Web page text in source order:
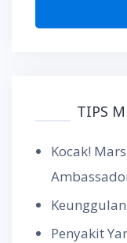
TIPS
Kocak!
Keunggulan
Penyakit